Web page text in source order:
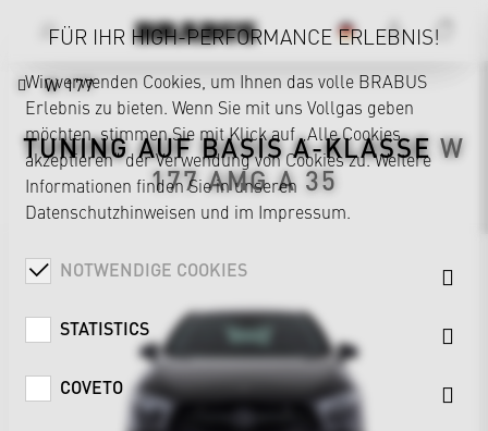
W 177
TUNING AUF BASISA-KLASSE W
177 AMG A 35
FÜR IHR HIGH-PERFORMANCE ERLEBNIS!
Wir verwenden Cookies, um Ihnen das volle BRABUS
Erlebnis zu bieten. Wenn Sie mit uns Vollgas geben
möchten, stimmen Sie mit Klick auf „Alle Cookies
akzeptieren“ der Verwendung von Cookies zu. Weitere
Informationen finden Sie in unseren
Datenschutzhinweisen und im Impressum.
NOTWENDIGE COOKIES
STATISTICS
COVETO